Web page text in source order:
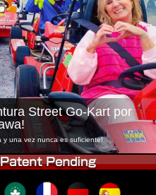
Reservas
Tienda
Tokyo Akihabara#1
Tokyo Shibuya
Tokyo Bay
Osaka
Street Go-Kart por
y una vez nunca es suficiente!